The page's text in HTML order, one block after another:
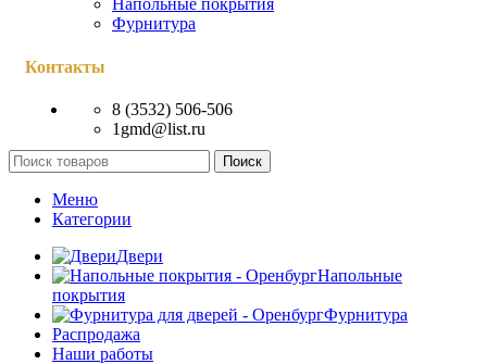
Напольные покрытия
Фурнитура
Контакты
8 (3532) 506-506
1gmd@list.ru
Поиск
Меню
Категории
Двери
Напольные
покрытия
Фурнитура
Распродажа
Наши работы